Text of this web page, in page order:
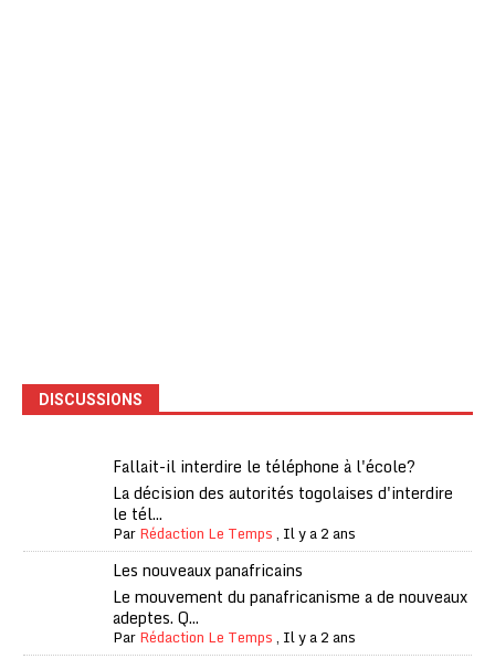
DISCUSSIONS
Fallait-il interdire le téléphone à l'école?
La décision des autorités togolaises d'interdire
le tél...
ParRédaction Le Temps, Il y a 2 ans
Les nouveaux panafricains
Le mouvement du panafricanisme a de nouveaux
adeptes. Q...
ParRédaction Le Temps, Il y a 2 ans